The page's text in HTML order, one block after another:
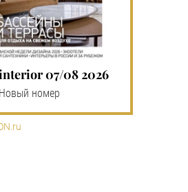
07/08 2026
Новый номер